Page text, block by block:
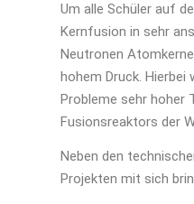
Um alle Schüler auf
Kernfusion in sehr
Neutronen
hohem Druck.
Probleme sehr hoher
Fusionsreaktors der
Neben den
Projekten mit sich